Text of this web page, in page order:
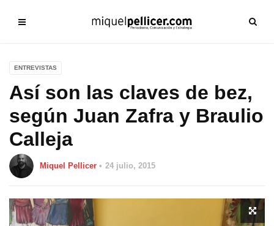
ENTREVISTAS
Así son las claves de bez,
según Juan Zafra y Braulio
Calleja
Miquel Pellicer 24 julio, 2015